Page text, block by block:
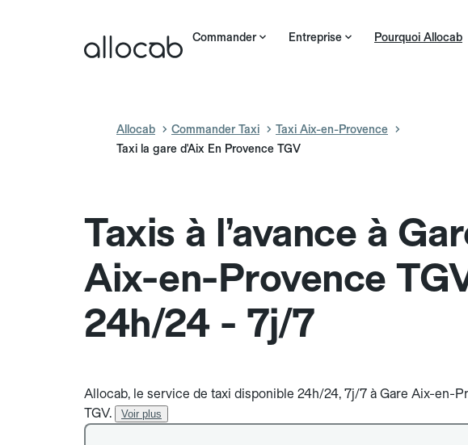
Commander Entreprise Pourquoi Allocab
Allocab Commander Taxi
Taxi Aix-en-Provence
Taxi la gare d'Aix En Provence TGV
Taxis à l’avance à
Aix-en-Provence
24h/24 - 7j/7
Allocab, le service de taxi disponible 24h/24, 7j/7 à Gare Aix-en-
TGV.
Voir plus